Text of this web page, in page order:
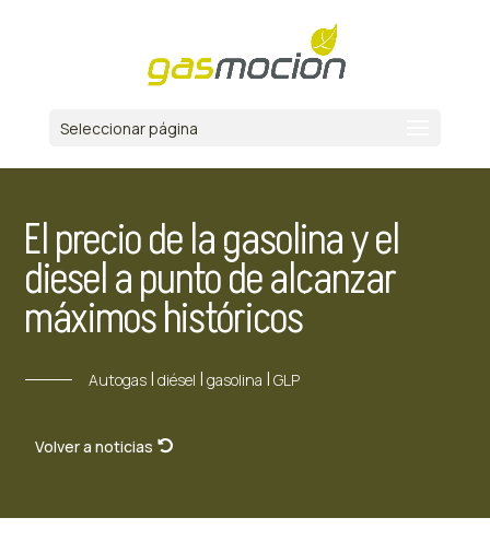
Seleccionar página
El precio de la gasolina y el
diesel a punto de alcanzar
máximos históricos
Autogas| diésel | gasolina | GLP
Volver a noticias